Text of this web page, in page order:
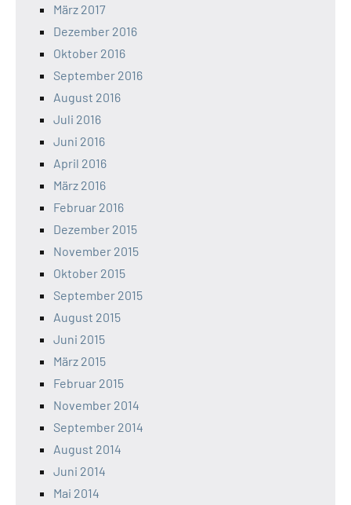
März 2017
Dezember 2016
Oktober 2016
September 2016
August 2016
Juli 2016
Juni 2016
April 2016
März 2016
Februar 2016
Dezember 2015
November 2015
Oktober 2015
September 2015
August 2015
Juni 2015
März 2015
Februar 2015
November 2014
September 2014
August 2014
Juni 2014
Mai 2014